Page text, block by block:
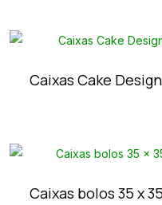
Caixas Cake
Caixas bolos 35 x